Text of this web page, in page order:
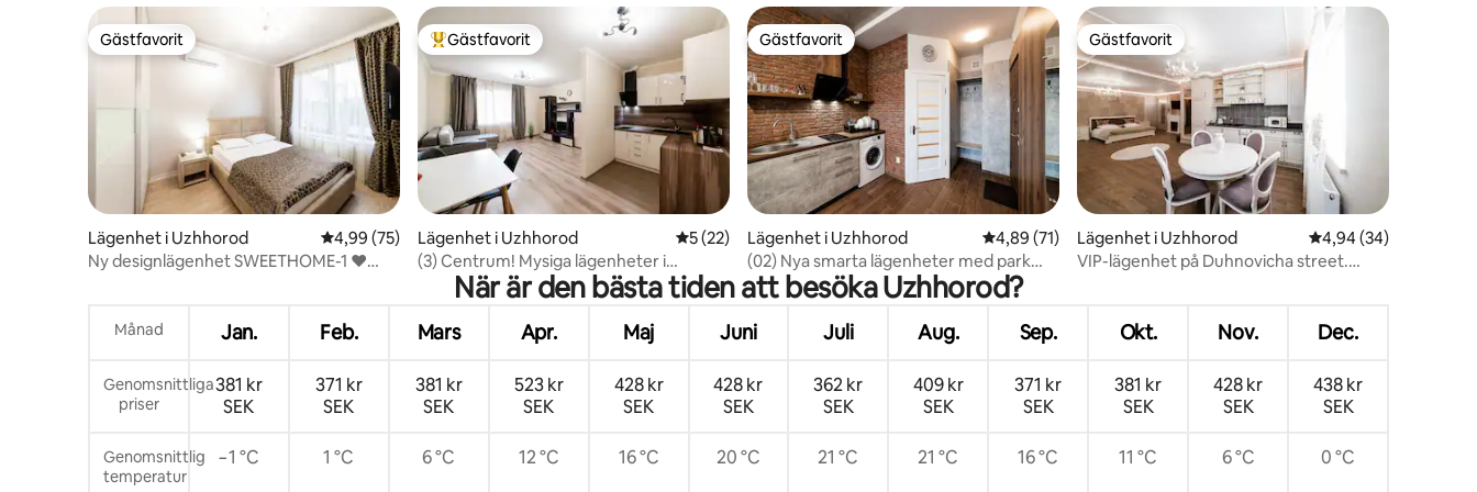
Gästfavorit
Gästfavorit
Lägenhet i Uzhhorod 4,99 av 5 i genomsnittligt betyg, 75 omdömen
4,99 (75)
Ny designlägenhet SWEETHOME-1 ❤
Populär gästfavorit
Gästfavorit
Lägenhet i Uzhhorod 5 av 5 i genomsnittligt betyg, 22 omdömen
5 (22)
(3) Centrum! Mysiga lägenheter i
nybyggnad!
Gästfavorit
Gästfavorit
Lägenhet i Uzhhorod 4,89 av 5 i genomsnittligt betyg, 71 omdömen
4,89 (71)
(02) Nya smarta lägenheter med park
och strandpromenad!
Gästfavorit
Gästfavorit
Lägenhet i Uzhhorod 4,94 av 5 i
4,94 (34)
VIP-lägenhet på Duhnovicha street.
När är den bästa tiden att besöka Uzhhorod?
Månad Jan. Feb. Mars Apr. Maj Juni Juli Aug. Sep. Okt. Nov. Dec.
Genomsnittliga
priser
381 kr
SEK
371 kr
SEK
381 kr
SEK
523 kr
SEK
428 kr
SEK
428 kr
SEK
362 kr
SEK
409 kr
SEK
371 kr
SEK
381 kr
SEK
428 kr
SEK
438 kr
SEK
Genomsnittlig
temperatur
−1 °C 1 °C 6 °C 12 °C 16 °C 20 °C 21 °C 21 °C 16 °C 11 °C 6 °C 0 °C